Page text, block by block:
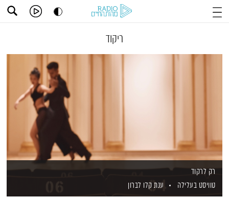
ריקוד
רק לרקוד
טוויסט בעלילה
ענת קלו לברון